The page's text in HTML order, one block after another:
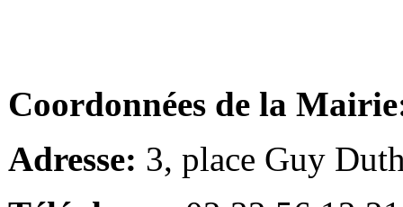
Coordonnées de la
Adresse: 3, place Guy